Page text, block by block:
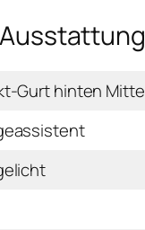
Ausstattung
Gurt hinten Mitte